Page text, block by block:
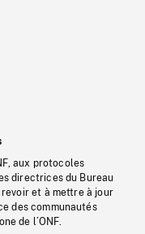
aux protocoles
directrices du Bureau
et à mettre à jour
des communautés
de l’ONF.